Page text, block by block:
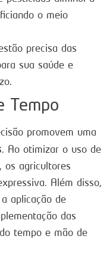
o meio
precisa das
sua saúde e
Tempo
promovem uma
. Ao otimizar o uso de
os agricultores
Além disso,
aplicação de
das
tempo e mão de